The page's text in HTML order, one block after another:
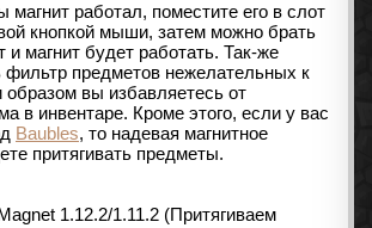
магнит работал, поместите его в слот
кнопкой мыши, затем можно брать
магнит будет работать. Так-же
фильтр предметов нежелательных к
образом вы избавляетесь от
в инвентаре. Кроме этого, если у вас
Baubles, то надевая магнитное
притягивать предметы.